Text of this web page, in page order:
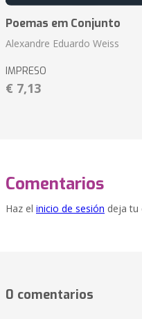
Poemas em Conjunto
Alexandre Eduardo Weiss
IMPRESO
€ 7,13
Comentarios
Haz el inicio de sesión deja tu
0 comentarios